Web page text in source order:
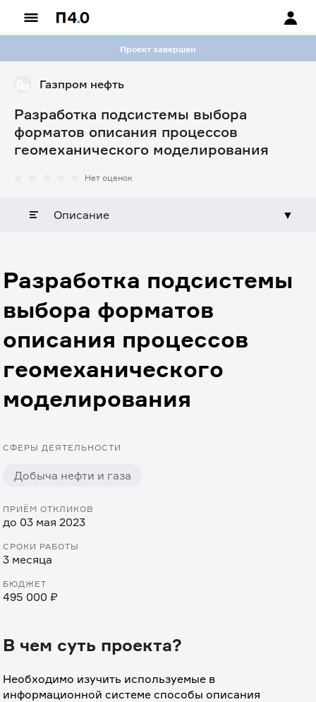
Проект завершен
Газпром нефть
Разработка подсистемы выбора
форматов описания процессов
геомеханического моделирования
Нет оценок
Описание ▼
Разработка подсистемы
выбора форматов
описания процессов
геомеханического
моделирования
СФЕРЫ ДЕЯТЕЛЬНОСТИ
Добыча нефти и газа
ПРИЁМ ОТКЛИКОВ
до 03 мая 2023
СРОКИ РАБОТЫ
3 месяца
БЮДЖЕТ
495 000 ₽
В чем суть проекта?
Необходимо изучить используемые в
информационной системе способы описания